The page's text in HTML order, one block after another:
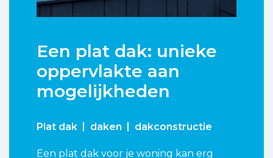
Een plat dak: unieke
oppervlakte aan
mogelijkheden
Plat dak daken dakconstructie
Een plat dak voor je woning kan erg